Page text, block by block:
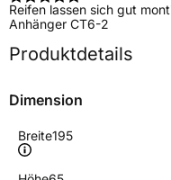
Reifen lassen sich gut
Anhänger CT6-2
Produktdetails
Dimension
Breite195